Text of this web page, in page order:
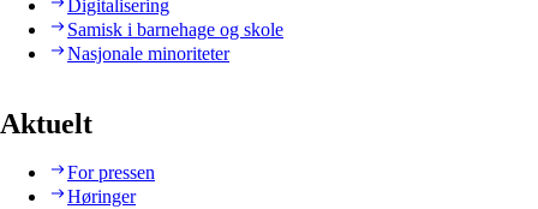
Digitalisering
Samisk i barnehage og skole
Nasjonale minoriteter
Aktuelt
For pressen
Høringer